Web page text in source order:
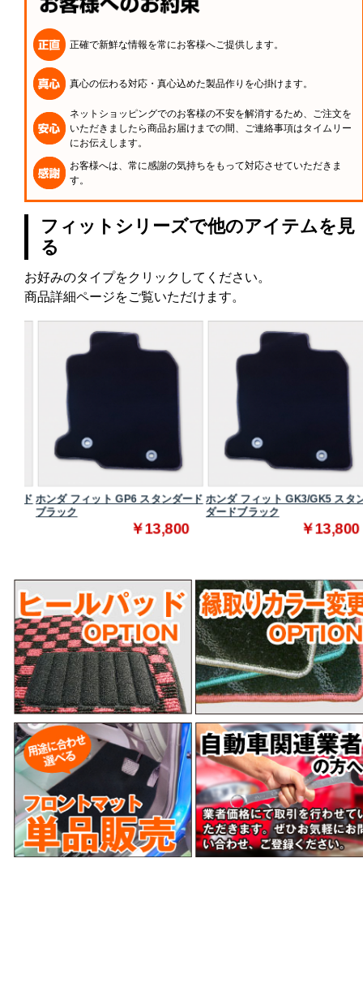
正確で新鮮な情報を常にお客様へご提供します。
真心の伝わる対応・真心込めた製品作りを心掛けます。
ネットショッピングでのお客様の不安を解消するため、ご注文を
いただきましたら商品お届けまでの間、ご連絡事項はタイムリー
にお伝えします。
お客様へは、常に感謝の気持ちをもって対応させていただきま
す。
フィットシリーズで他のアイテムを見
る
お好みのタイプをクリックしてください。
商品詳細ページをご覧いただけます。
ホンダ フィット GP6 スタンダード
ブラック
￥13,800
ホンダ フィット GK3/GK5 スタン
ダードブラック
￥13,800